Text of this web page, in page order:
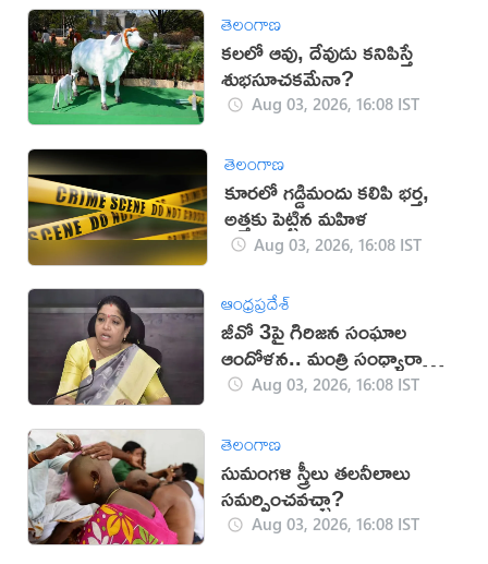
తెలంగాణ
కలలో ఆవు, దేవుడు కనిపిస్తే
శుభసూచకమేనా?
Aug 03, 2026, 16:08 IST
తెలంగాణ
కూరలో గడ్డిమందు కలిపి భర్త,
అత్తకు పెట్టిన మహిళ
Aug 03, 2026, 16:08 IST
ఆంధ్రప్రదేశ్
జీవో 3పై గిరిజన సంఘాల
ఆందోళన.. మంత్రి సంధ్యారాణి
స్పందనిదే
Aug 03, 2026, 16:08 IST
తెలంగాణ
సుమంగళి స్త్రీలు తలనీలాలు
సమర్పించవచ్చా?
Aug 03, 2026, 16:08 IST